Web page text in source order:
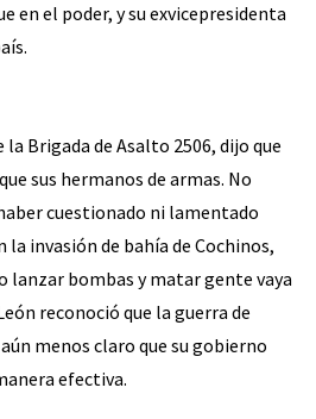
en el poder, y su exvicepresidenta
Brigada de Asalto 2506, dijo que
sus hermanos de armas. No
cuestionado ni lamentado
invasión de bahía de Cochinos,
lanzar bombas y matar gente vaya
reconoció que la guerra de
menos claro que su gobierno
efectiva.